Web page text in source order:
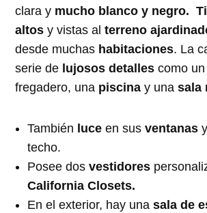
clara y mucho blanco y negro.
altosy vistas al terreno
desde muchas habitaciones. La
serie de lujosos detalles como un
fregadero, una piscina y unasala
También luce en susventanas
techo.
Posee dosvestidores
California Closets.
En el exterior, hay unasala de